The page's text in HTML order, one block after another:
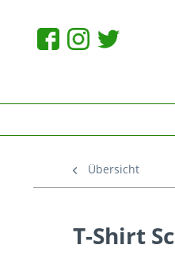
Übersicht
T-Shirt